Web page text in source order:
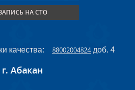
НА СТО
качества: 88002004824доб. 4
г. Абакан